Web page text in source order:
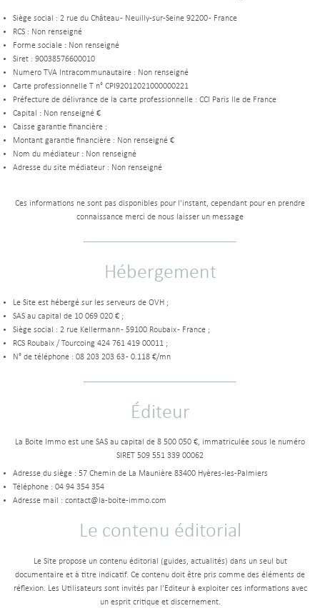
Siège social : 2 rue du Château - Neuilly-sur-Seine 92200 - France
RCS : Non renseigné
Forme sociale : Non renseigné
Siret : 90038576600010
Numero TVA Intracommunautaire : Non renseigné
Carte professionnelle T n° CPI92012021000000221
Préfecture de délivrance de la carte professionnelle : CCI Paris Ile de France
Capital : Non renseigné €
Caisse garantie financière :
Montant garantie financière : Non renseigné €
Nom du médiateur : Non renseigné
Adresse du site médiateur : Non renseigné
Ces informations ne sont pas disponibles pour l'instant, cependant pour en prendre
connaissance merci de nous laisser un message
Hébergement
Le Site est hébergé sur les serveurs de OVH ;
SAS au capital de 10 069 020 € ;
Siège social : 2 rue Kellermann - 59100 Roubaix - France ;
RCS Roubaix / Tourcoing 424 761 419 00011 ;
N° de téléphone : 08 203 203 63 - 0.118 €/mn
Éditeur
La Boite Immo est une SAS au capital de 8 500 050 €, immatriculée sous le numéro
SIRET 509 551 339 00062
Adresse du siège : 57 Chemin de La Maunière 83400 Hyères-les-Palmiers
Téléphone : 04 94 354 354
Adresse mail : contact@la-boite-immo.com
Le contenu éditorial
Le Site propose un contenu éditorial (guides, actualités) dans un seul but
documentaire et à titre indicatif. Ce contenu doit être pris comme des éléments de
réflexion. Les Utilisateurs sont invités par l'Editeur à exploiter ces informations avec
un esprit critique et discernement.